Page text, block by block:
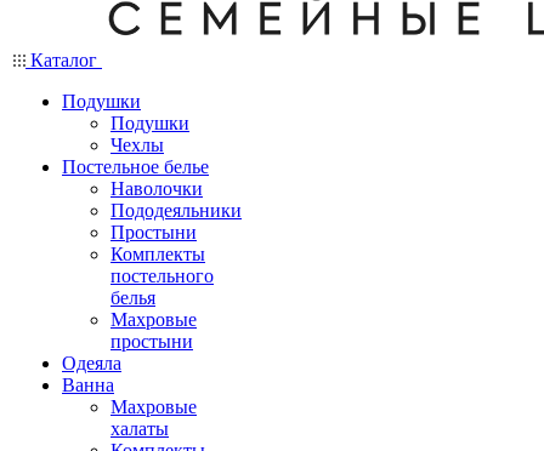
Каталог
Подушки
Подушки
Чехлы
Постельное белье
Наволочки
Пододеяльники
Простыни
Комплекты
постельного
белья
Махровые
простыни
Одеяла
Ванна
Махровые
халаты